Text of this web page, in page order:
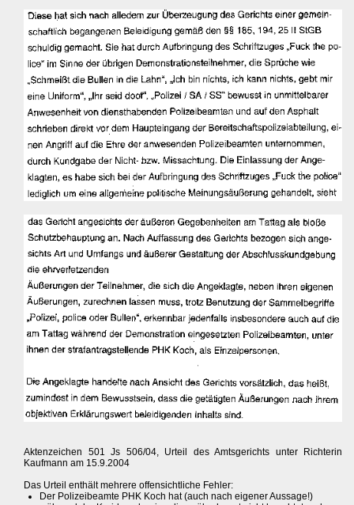
Aktenzeichen 501 Js 506/04, Urteil des Amtsgerichts unter Richterin
Kaufmann am 15.9.2004
Das Urteil enthält mehrere offensichtliche Fehler:
Der Polizeibeamte PHK Koch hat (auch nach eigener Aussage!)